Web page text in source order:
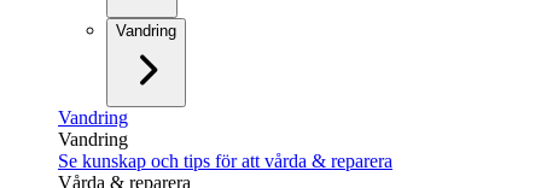
Vandring
Vandring
Vandring
Se kunskap och tips för att vårda & reparera
Vårda & reparera